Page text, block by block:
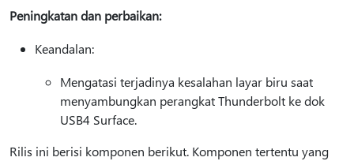
Peningkatan dan perbaikan:
Keandalan:
Mengatasi terjadinya kesalahan layar biru saat
menyambungkan perangkat Thunderbolt ke dok
USB4 Surface.
Rilis ini berisi komponen berikut. Komponen tertentu yang